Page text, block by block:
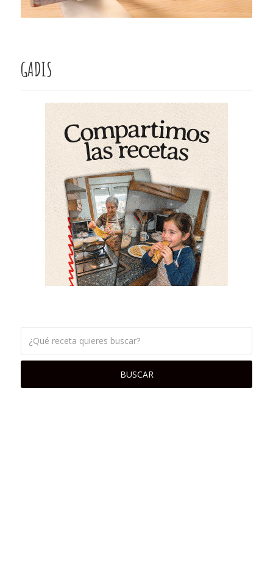
GADIS